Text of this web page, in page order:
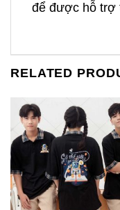
để được hỗ trợ
RELATED